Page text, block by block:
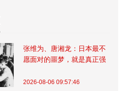
张维为、唐湘龙：日本最不
愿面对的噩梦，就是真正强
2026-08-06 09:57:46